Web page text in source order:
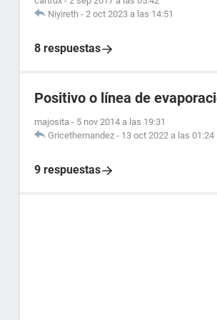
Niyireth - 2 oct 2023 a las 14:51
8 respuestas
Positivo o línea de
majosita - 5 nov 2014 a las 19:31
Gricethernandez - 13 oct 2022 a las 01:24
9 respuestas